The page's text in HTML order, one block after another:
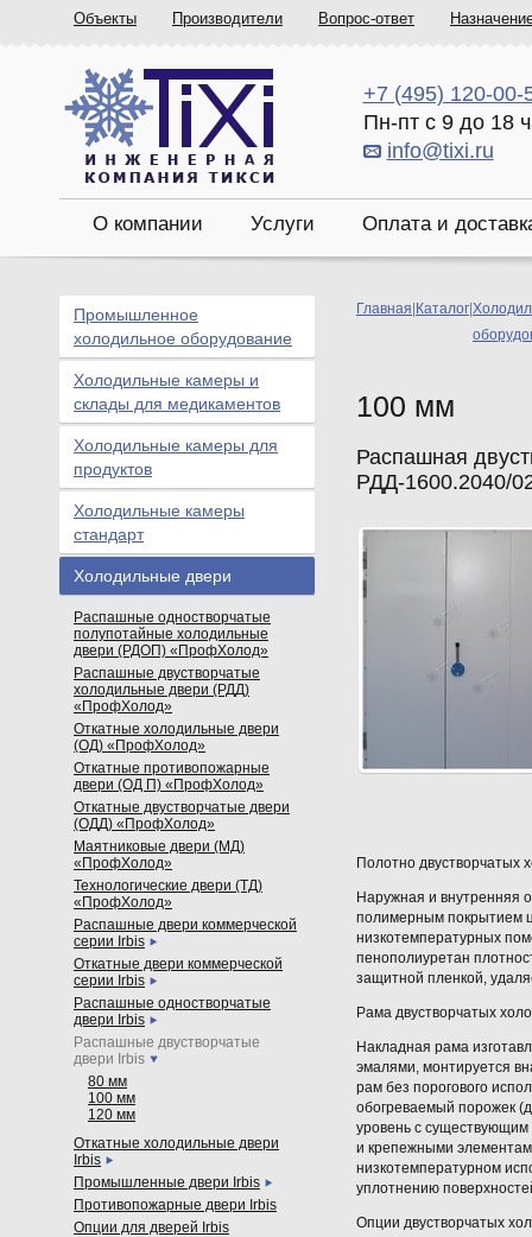
Объекты Производители Вопрос-ответ
+7 (495) 120-00-
Пн-пт с 9 до 18
info@tixi.ru
О компании Услуги Оплата и
Главная Каталог
100 мм
Распашная
РДД-1600.2040/
Полотно двустворчатых
Наружная и внутренняя
полимерным покрытием
низкотемпературных
пенополиуретан
защитной пленкой,
Рама двустворчатых
Накладная рама
эмалями, монтируется
рам без порогового
обогреваемый порожек
уровень с существующим
и крепежными
низкотемпературном
уплотнению
Опции двустворчатых
Промышленное
холодильное оборудование
Холодильные камеры и
склады для медикаментов
Холодильные камеры для
продуктов
Холодильные камеры
стандарт
Холодильные двери
Распашные одностворчатые
полупотайные холодильные
двери (РДОП) «ПрофХолод»
Распашные двустворчатые
холодильные двери (РДД)
«ПрофХолод»
Откатные холодильные двери
(ОД) «ПрофХолод»
Откатные противопожарные
двери (ОД П) «ПрофХолод»
Откатные двустворчатые двери
(ОДД) «ПрофХолод»
Маятниковые двери (МД)
«ПрофХолод»
Технологические двери (ТД)
«ПрофХолод»
Распашные двери коммерческой
серии Irbis
Откатные двери коммерческой
серии Irbis
Распашные одностворчатые
двери Irbis
Распашные двустворчатые
двери Irbis
80 мм
100 мм
120 мм
Откатные холодильные двери
Irbis
Промышленные двери Irbis
Противопожарные двери Irbis
Опции для дверей Irbis